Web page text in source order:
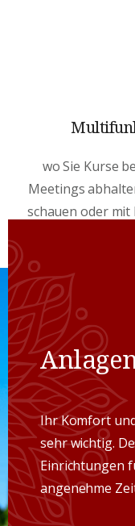
wo Sie Kurse
Meetings
schauen oder
Ihr Komfort
sehr wichtig.
Einrichtungen
angenehme